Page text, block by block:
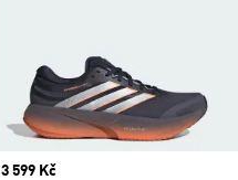
Price
3 599 Kč